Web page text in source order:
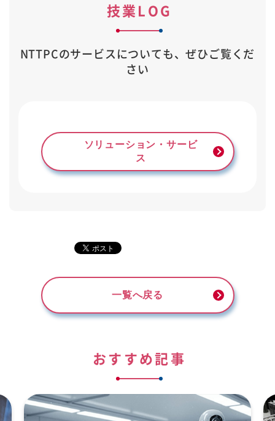
技業LOG
NTTPCのサービスについても、ぜひご覧くだ
さい
ソリューション・サービ
ス
一覧へ戻る
おすすめ記事